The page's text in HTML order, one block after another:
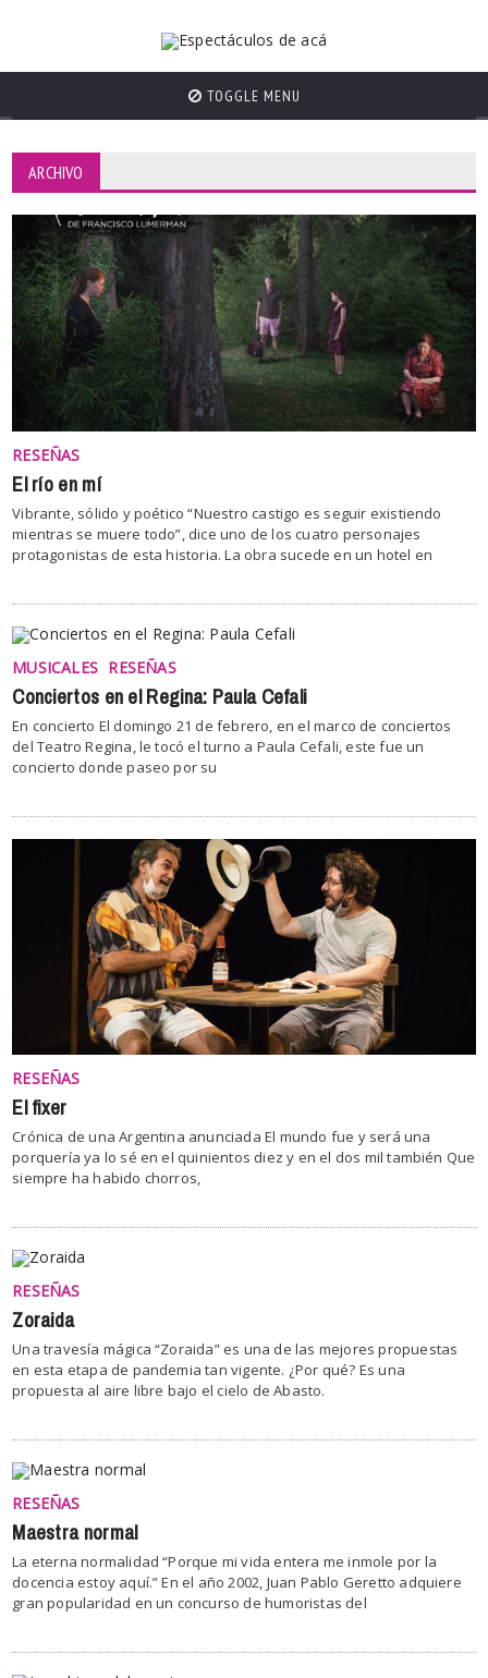
TOGGLE MENU
ARCHIVO
RESEÑAS
El río en mí
Vibrante, sólido y poético “Nuestro castigo es seguir existiendo
mientras se muere todo”, dice uno de los cuatro personajes
protagonistas de esta historia. La obra sucede en un hotel en
MUSICALES RESEÑAS
Conciertos en el Regina: Paula Cefali
En concierto El domingo 21 de febrero, en el marco de conciertos
del Teatro Regina, le tocó el turno a Paula Cefali, este fue un
concierto donde paseo por su
RESEÑAS
El fixer
Crónica de una Argentina anunciada El mundo fue y será una
porquería ya lo sé en el quinientos diez y en el dos mil también Que
siempre ha habido chorros,
RESEÑAS
Zoraida
Una travesía mágica “Zoraida” es una de las mejores propuestas
en esta etapa de pandemia tan vigente. ¿Por qué? Es una
propuesta al aire libre bajo el cielo de Abasto.
RESEÑAS
Maestra normal
La eterna normalidad “Porque mi vida entera me inmole por la
docencia estoy aquí.” En el año 2002, Juan Pablo Geretto adquiere
gran popularidad en un concurso de humoristas del